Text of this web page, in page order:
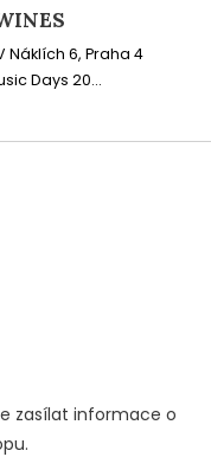
Náklích 6, Praha 4
Days 20...
zasílat informace o